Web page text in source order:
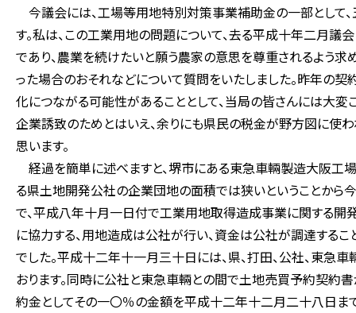
今議会には、工場等用地特別対策事業補助金の一部として
す。私は、この工業用地の問題について、去る平成十年二月議
であり、農業を続けたいと願う農家の意思を尊重されるよう
った場合のおそれなどについて質問をいたしました。昨年の
化につながる可能性があることとして、当局の皆さんには大変
企業誘致のためとはいえ、余りにも県民の税金が野方図に使
思います。
経過を簡単に述べますと、堺市にある東急車輛製造大阪工
る県土地開発公社の企業団地の面積では狭いということから
で、平成八年十月一日付で工業用地取得造成事業に関する
に協力する、用地造成は公社が行い、資金は公社が調達する
でした。平成十二年十一月三十日には、県、打田、公社、東
おります。同時に公社と東急車輛との間で土地売買予約契約
約金としてその一〇％の金額を平成十二年十二月二十八日ま